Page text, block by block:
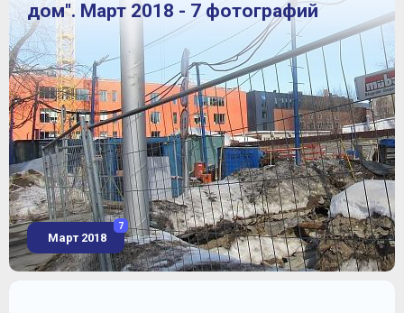
дом". Март 2018 - 7 фотографий
Март 2018
7